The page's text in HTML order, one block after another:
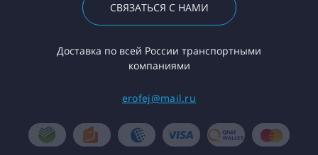
СВЯЗАТЬСЯ С НАМИ
Доставка по всей России транспортными
компаниями
erofej@mail.ru